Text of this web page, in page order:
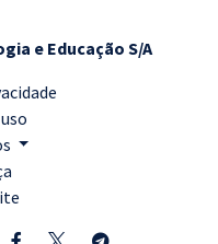
e Educação S/A